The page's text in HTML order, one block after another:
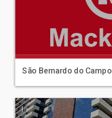
São Bernardo do Campo
|